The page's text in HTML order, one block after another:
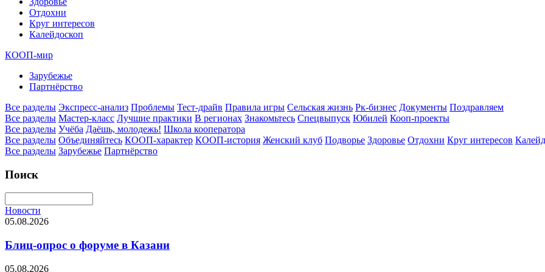
Отдохни
Круг интересов
Калейдоскоп
КООП-мир
Зарубежье
Партнёрство
Все разделы Экспресс-анализ Проблемы Тест-драйв Правила игры Сельская жизнь Рк-бизнес Документы Поздравляем
Все разделы Мастер-класс Лучшие практики В регионах Знакомьтесь Спецвыпуск Юбилей Кооп-проекты
Все разделы Учёба Даёшь, молодежь! Школа кооператора
Все разделы Объединяйтесь КООП-характер КООП-история Женский клуб Подворье Здоровье Отдохни Круг интересов
Все разделы Зарубежье Партнёрство
Поиск
Новости
05.08.2026
Блиц-опрос о форуме в Казани
05.08.2026